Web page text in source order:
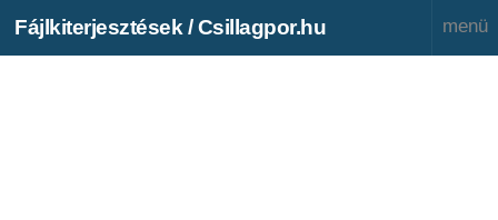
Fájlkiterjesztések / Csillagpor.hu